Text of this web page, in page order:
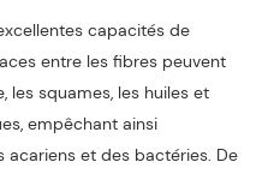
capacités de
entre les fibres peuvent
les squames, les huiles et
empêchant ainsi
et des bactéries. De